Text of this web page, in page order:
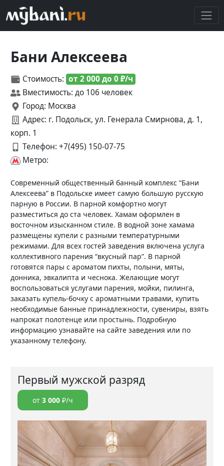
Бани Алексеева
Стоимость: от 2 000 до 0 ₽/ч
Вместимость: до 106 человек
Город: Москва
Адрес: г. Подольск, ул. Генерала Смирнова, д. 1,
корп. 1
Телефон: +7(495) 150-07-75
Метро:
Современный общественный банный комплекс “Бани
Алексеева” в Подольске имеет самую большую русскую
парную в России. В парной комфортно могут
разместиться до ста человек. Хамам оформлен в
восточном изысканном стиле. В водной зоне хамама
размещены купели с разными температурными
режимами. Для всех гостей заведения включена услуга
коллективного парения “вкусный пар”. В парной
готовятся пары с ароматом пихты, полыни, мяты,
донника, эвкалипта и чеснока. Желающие могут
воспользоваться услугами парения, мойки, пилинга,
заказать купель-бочку с ароматными травами, купить
необходимые банные принадлежности, сувениры, взять
напрокат полотенце или простынь. Подробную
информацию узнавайте на сайте заведения или по
указанному телефону.
Первый мужской разряд
от 3 000 ₽/ч